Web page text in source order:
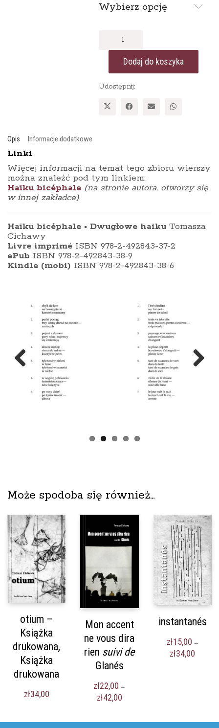
Wybierz opcję
Dwugłowe
haikuHaïku
bicéphaleDodaj do koszyka
Udostępnij:
Opis Informacje dodatkowe
Linki
Więcej informacji na temat tego zbioru wierszy
można znaleźć pod tym linkiem:
Haïku bicéphale (na stronie autora, otworzy się
w innej zakładce).
Haïku bicéphale • Dwugłowe haiku Tomasza
Cichawy
Livre imprimé ISBN 978-2-492843-37-2
ePub ISBN 978-2-492843-38-9
Kindle (mobi) ISBN 978-2-492843-38-6
Previous
Może spodoba się również…
otium –
Książka
drukowana,
Książka
drukowana
zł34,00
Mon accent
ne vous dira
rien suivi de
Glanés
zł22,00 –
zł42,00Zakres
zł22,00
instantanés
zł15,00 –
zł34,00
Les Éditions Toute Chose
Paris, France
Réf. Dilicom : 3019007667809
© 2021, Les Éditions Toute Chose
Nota prawna